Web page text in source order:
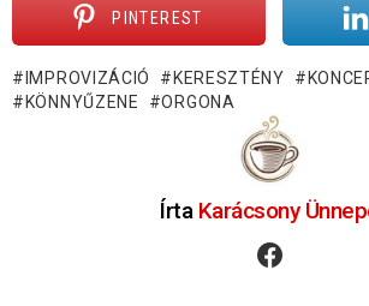
PINTEREST
IMPROVIZÁCIÓ KERESZTÉNY
KÖNNYŰZENE
ORGONA
Írta Karácsony